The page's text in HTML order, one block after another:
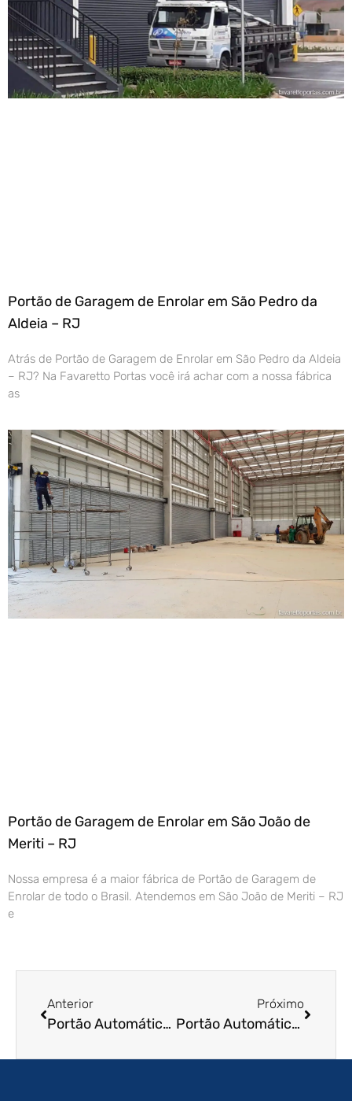
Portão de Garagem de Enrolar em São Pedro da
Aldeia – RJ
Atrás de Portão de Garagem de Enrolar em São Pedro da Aldeia
– RJ? Na Favaretto Portas você irá achar com a nossa fábrica
as
Portão de Garagem de Enrolar em São João de
Meriti – RJ
Nossa empresa é a maior fábrica de Portão de Garagem de
Enrolar de todo o Brasil. Atendemos em São João de Meriti – RJ
e
Anterior
Portão Automático de Enrolar em Andradas – MG
Próximo
Portão Automático de Enrolar em Joinville – SC